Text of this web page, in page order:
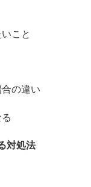
こと
の違い
対処法